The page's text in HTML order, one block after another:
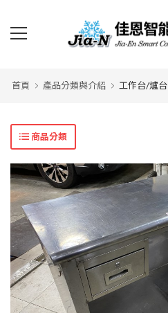
首頁 產品分類與介紹 工作台/爐台
商品分類